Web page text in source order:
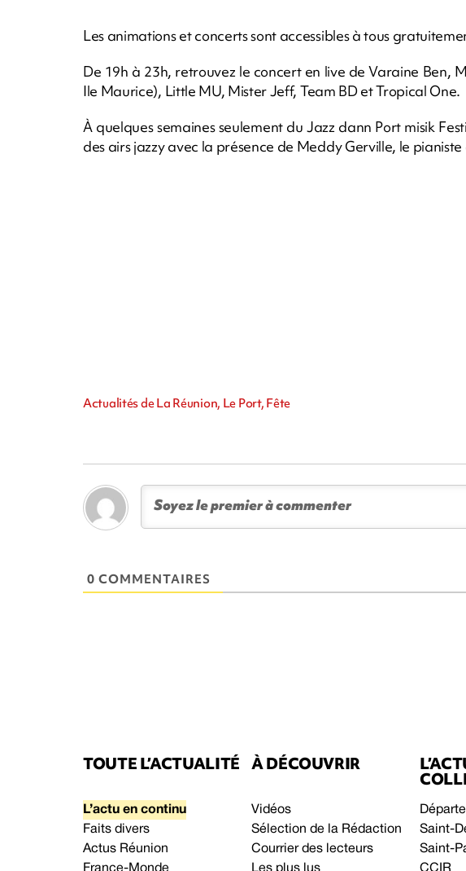
Les animations et concerts sont accessibles à tous
De 19h à 23h, retrouvez le concert en live deVaraine Ben,
Ile Maurice), Little MU, Mister Jeff, Team BD et Tropical One.
À quelques semaines seulement du Jazz dann Port misik
des airs jazzy avec la présence de Meddy Gerville, le
Actualités de La Réunion, Le Port, Fête
0 COMMENTAIRES
TOUTE L’ACTUALITÉ
L’actu en continu
Faits divers
Actus Réunion
France-Monde
À DÉCOUVRIR
Vidéos
Sélection de la Rédaction
Courrier des lecteurs
Les plus lus
Saint-
Saint-
CCIR